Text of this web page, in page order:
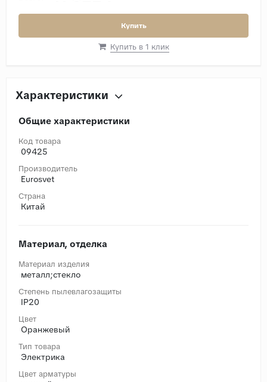
Купить
Купить в 1 клик
Характеристики
Общие характеристики
Код товара
09425
Производитель
Eurosvet
Страна
Китай
Материал, отделка
Материал изделия
металл;стекло
Степень пылевлагозащиты
IP20
Цвет
Оранжевый
Тип товара
Электрика
Цвет арматуры